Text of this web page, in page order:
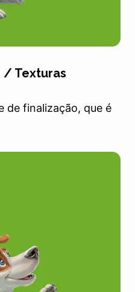
/ Texturas
de finalização, que é